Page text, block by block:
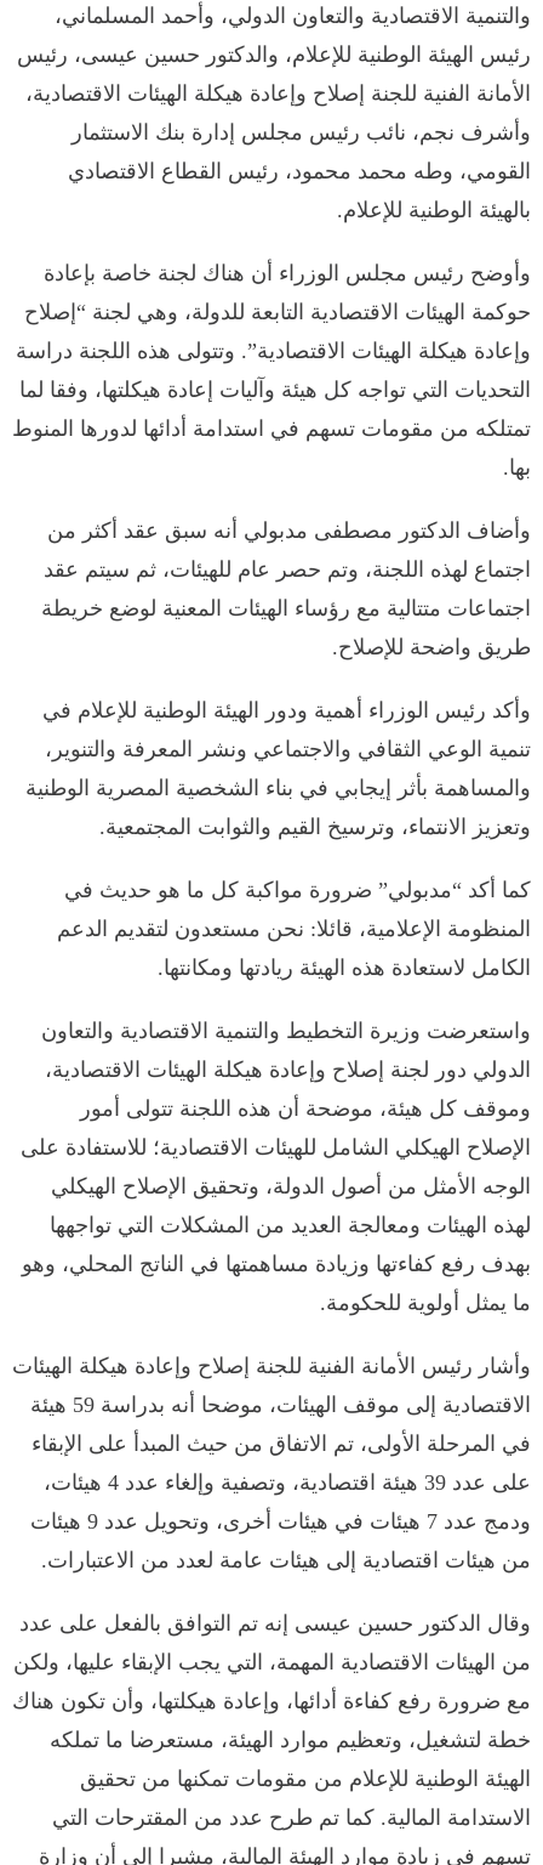
والتنمية الاقتصادية والتعاون الدولي، وأحمد المسلماني،
رئيس الهيئة الوطنية للإعلام، والدكتور حسين عيسى، رئيس
الأمانة الفنية للجنة إصلاح وإعادة هيكلة الهيئات الاقتصادية،
وأشرف نجم، نائب رئيس مجلس إدارة بنك الاستثمار
القومي، وطه محمد محمود، رئيس القطاع الاقتصادي
بالهيئة الوطنية للإعلام.
وأوضح رئيس مجلس الوزراء أن هناك لجنة خاصة بإعادة
حوكمة الهيئات الاقتصادية التابعة للدولة، وهي لجنة “إصلاح
وإعادة هيكلة الهيئات الاقتصادية”. وتتولى هذه اللجنة دراسة
التحديات التي تواجه كل هيئة وآليات إعادة هيكلتها، وفقا لما
تمتلكه من مقومات تسهم في استدامة أدائها لدورها المنوط
بها.
وأضاف الدكتور مصطفى مدبولي أنه سبق عقد أكثر من
اجتماع لهذه اللجنة، وتم حصر عام للهيئات، ثم سيتم عقد
اجتماعات متتالية مع رؤساء الهيئات المعنية لوضع خريطة
طريق واضحة للإصلاح.
وأكد رئيس الوزراء أهمية ودور الهيئة الوطنية للإعلام في
تنمية الوعي الثقافي والاجتماعي ونشر المعرفة والتنوير،
والمساهمة بأثر إيجابي في بناء الشخصية المصرية الوطنية
وتعزيز الانتماء، وترسيخ القيم والثوابت المجتمعية.
كما أكد “مدبولي” ضرورة مواكبة كل ما هو حديث في
المنظومة الإعلامية، قائلا: نحن مستعدون لتقديم الدعم
الكامل لاستعادة هذه الهيئة ريادتها ومكانتها.
واستعرضت وزيرة التخطيط والتنمية الاقتصادية والتعاون
الدولي دور لجنة إصلاح وإعادة هيكلة الهيئات الاقتصادية،
وموقف كل هيئة، موضحة أن هذه اللجنة تتولى أمور
الإصلاح الهيكلي الشامل للهيئات الاقتصادية؛ للاستفادة على
الوجه الأمثل من أصول الدولة، وتحقيق الإصلاح الهيكلي
لهذه الهيئات ومعالجة العديد من المشكلات التي تواجهها
بهدف رفع كفاءتها وزيادة مساهمتها في الناتج المحلي، وهو
ما يمثل أولوية للحكومة.
وأشار رئيس الأمانة الفنية للجنة إصلاح وإعادة هيكلة الهيئات
الاقتصادية إلى موقف الهيئات، موضحا أنه بدراسة 59 هيئة
في المرحلة الأولى، تم الاتفاق من حيث المبدأ على الإبقاء
على عدد 39 هيئة اقتصادية، وتصفية وإلغاء عدد 4 هيئات،
ودمج عدد 7 هيئات في هيئات أخرى، وتحويل عدد 9 هيئات
من هيئات اقتصادية إلى هيئات عامة لعدد من الاعتبارات.
وقال الدكتور حسين عيسى إنه تم التوافق بالفعل على عدد
من الهيئات الاقتصادية المهمة، التي يجب الإبقاء عليها، ولكن
مع ضرورة رفع كفاءة أدائها، وإعادة هيكلتها، وأن تكون هناك
خطة لتشغيل، وتعظيم موارد الهيئة، مستعرضا ما تملكه
الهيئة الوطنية للإعلام من مقومات تمكنها من تحقيق
الاستدامة المالية. كما تم طرح عدد من المقترحات التي
تسهم في زيادة موارد الهيئة المالية، مشيرا إلى أن وزارة